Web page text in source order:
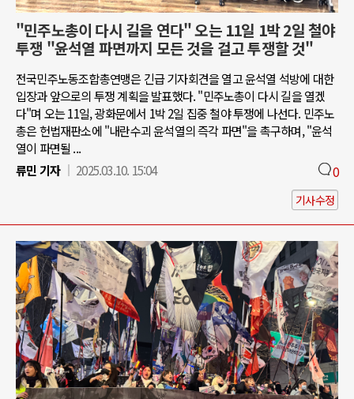
"민주노총이 다시 길을 연다" 오는 11일 1박 2일 철야
투쟁 "윤석열 파면까지 모든 것을 걸고 투쟁할 것"
전국민주노동조합총연맹은 긴급 기자회견을 열고 윤석열 석방에 대한
입장과 앞으로의 투쟁 계획을 발표했다. "민주노총이 다시 길을 열겠
다"며 오는 11일, 광화문에서 1박 2일 집중 철야 투쟁에 나선다. 민주노
총은 헌법재판소에 "내란수괴 윤석열의 즉각 파면"을 촉구하며, "윤석
열이 파면될 ...
류민 기자
2025.03.10. 15:04 0
기사수정